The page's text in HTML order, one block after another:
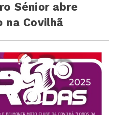
Sénior abre
na Covilhã